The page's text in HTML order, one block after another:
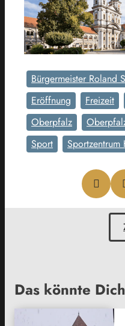
Bürgermeister Roland
Eröffnung
Freizeit
Oberpfalz
Sport
Sportzentrum
Das könnte